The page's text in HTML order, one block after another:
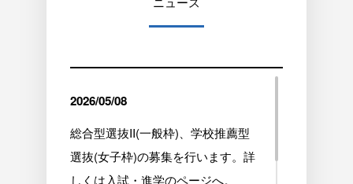
2026/05/08
総合型選抜II(一般枠)、学校推薦型
選抜(女子枠)の募集を行います。詳
しくは入試・進学のページへ。